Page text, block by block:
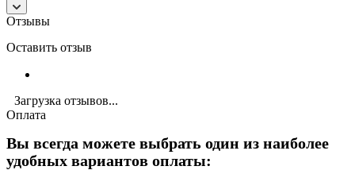
Отзывы
Оставить отзыв
Загрузка отзывов...
Оплата
Вы всегда можете выбрать один из наиболее
удобных вариантов оплаты: